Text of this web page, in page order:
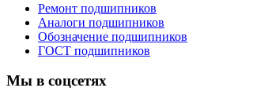
Ремонт подшипников
Аналоги подшипников
Обозначение подшипников
ГОСТ подшипников
Мы в соцсетях